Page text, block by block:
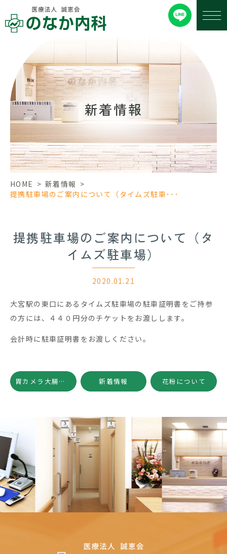
新着情報
HOME > 新着情報 >
提携駐車場のご案内について（タイムズ駐車･･･
提携駐車場のご案内について（タ
イムズ駐車場）
2020.01.21
大宮駅の東口にあるタイムズ駐車場の駐車証明書をご持参
の方には、４４０円分のチケットをお渡しします。
会計時に駐車証明書をお渡しください。
胃カメラ大腸カメラ最短予約日について 新着情報 花粉について
Previous